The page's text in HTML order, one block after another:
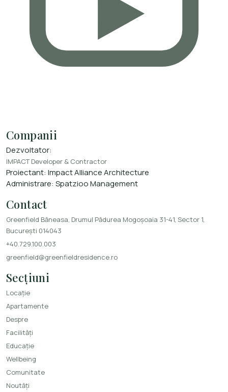
Companii
Dezvoltator:
IMPACT Developer & Contractor
Proiectant: Impact Alliance Architecture
Administrare: Spatzioo Management
Contact
Greenfield Băneasa, Drumul Pădurea Mogoșoaia 31-41, Sector 1,
București 014043
+40.729.100.003
greenfield@greenfieldresidence.ro
Secțiuni
Locație
Apartamente
Despre
Facilități
Educație
Wellbeing
Comunitate
Noutăți